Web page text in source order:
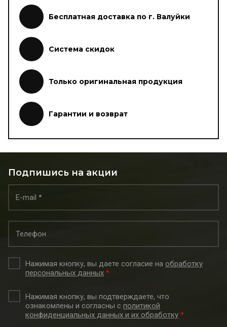
Бесплатная доставка по г. Валуйки
Система скидок
Только оригинальная продукция
Гарантии и возврат
Подпишись на акции
Нажимая кнопку, вы даете согласие на обработку
персональных данных *
Нажимая кнопку, вы подтверждаете, что
ознакомлены и согласны с политикой
конфиденциальных данных и их обработку *